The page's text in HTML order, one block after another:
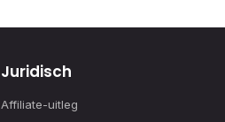
Juridisch
Affiliate-uitleg